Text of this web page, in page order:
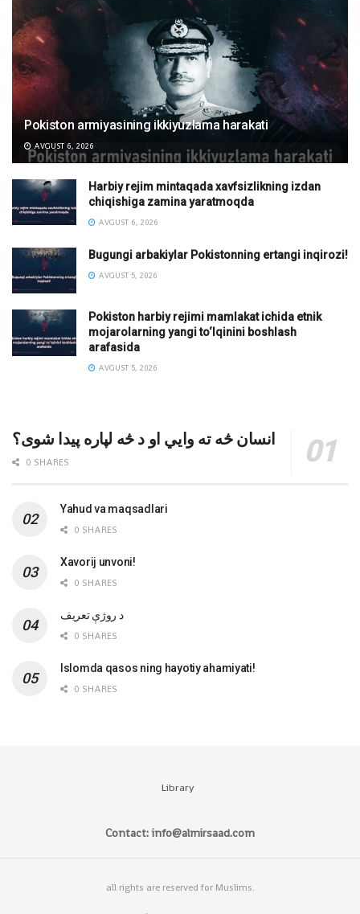
Pokiston armiyasining ikkiyuzlama harakati
AVGUST 6, 2026
Harbiy rejim mintaqada xavfsizlikning izdan
chiqishiga zamina yaratmoqda
AVGUST 6, 2026
Bugungi arbakiylar Pokistonning ertangi inqirozi!
AVGUST 5, 2026
Pokiston harbiy rejimi mamlakat ichida etnik
mojarolarning yangi to‘lqinini boshlash
arafasida
AVGUST 5, 2026
انسان څه ته وایي او د څه لپاره پیدا شوی؟
0 SHARES
Yahud va maqsadlari
0 SHARES
Xavorij unvoni!
0 SHARES
‌د روژې تعریف
0 SHARES
Islomda qasos ning hayotiy ahamiyati!
0 SHARES
Library
Contact: info@almirsaad.com
all rights are reserved for Muslims.